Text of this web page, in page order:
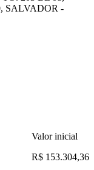
SALVADOR -
Valor inicial
R$ 153.304,36